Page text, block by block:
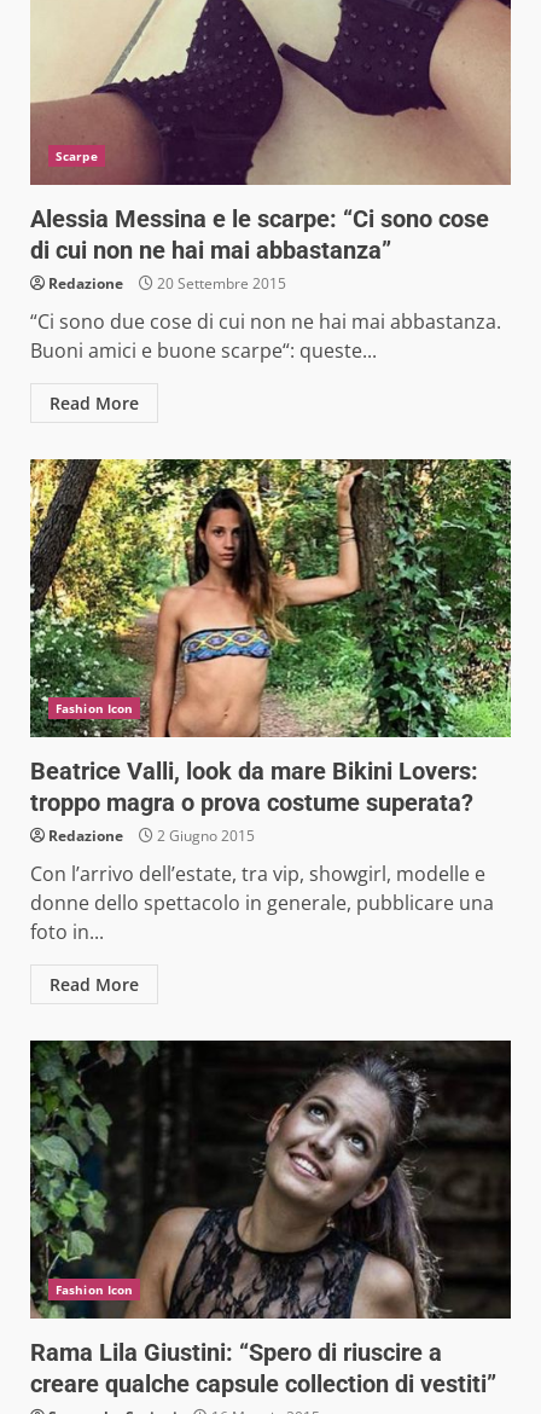
Scarpe
Alessia Messina e le scarpe: “Ci sono cose
di cui non ne hai mai abbastanza”
Redazione 20 Settembre 2015
“Ci sono due cose di cui non ne hai mai abbastanza.
Buoni amici e buone scarpe“: queste...
Read More
Fashion Icon
Beatrice Valli, look da mare Bikini Lovers:
troppo magra o prova costume superata?
Redazione 2 Giugno 2015
Con l’arrivo dell’estate, tra vip, showgirl, modelle e
donne dello spettacolo in generale, pubblicare una
foto in...
Read More
Fashion Icon
Rama Lila Giustini: “Spero di riuscire a
creare qualche capsule collection di vestiti”